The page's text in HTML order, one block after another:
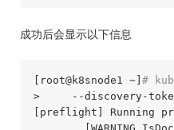
成功后会显示以下信息
[root@k8snode1 ~] #
>     --discovery-
[preflight] Running